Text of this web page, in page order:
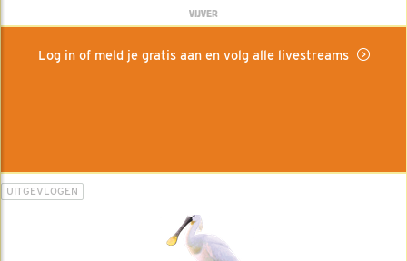
VIJVER
Log in of meld je gratis aan en volg alle livestreams
UITGEVLOGEN